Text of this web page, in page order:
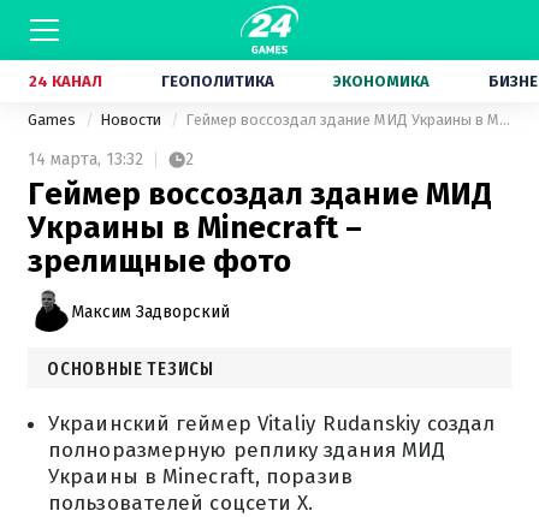
24 КАНАЛ ГЕОПОЛИТИКА ЭКОНОМИКА
Games Новости Геймер воссоздал здание МИД Украины в Minecraft – зрелищные фото
14 марта, 13:32 2
Геймер воссоздал здание МИД
Украины в Minecraft –
зрелищные фото
Максим Задворский
ОСНОВНЫЕ ТЕЗИСЫ
Украинский геймер Vitaliy Rudanskiy создал
полноразмерную реплику здания МИД
Украины в Minecraft, поразив
пользователей соцсети X.